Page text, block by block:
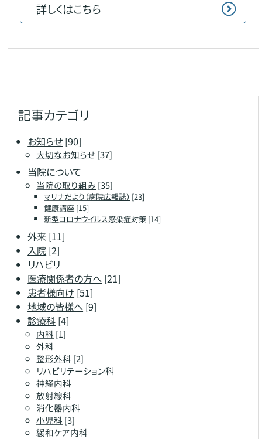
詳しくはこちら
記事カテゴリ
お知らせ [90]
大切なお知らせ[37]
当院について
当院の取り組み [35]
マリナだより（病院広報誌） [23]
健康講座[15]
新型コロナウイルス感染症対策[14]
外来[11]
入院[2]
リハビリ
医療関係者の方へ[21]
患者様向け [51]
地域の皆様へ[9]
診療科[4]
内科 [1]
外科
整形外科 [2]
リハビリテーション科
神経内科
放射線科
消化器内科
小児科 [3]
緩和ケア内科